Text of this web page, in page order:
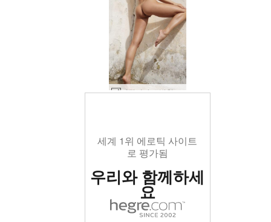
나탈리아 소박한 로즈 #40
세계 1위 에로틱 사이트
로 평가됨
우리와 함께하세
요